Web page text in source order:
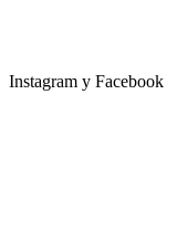
Instagram y Facebook